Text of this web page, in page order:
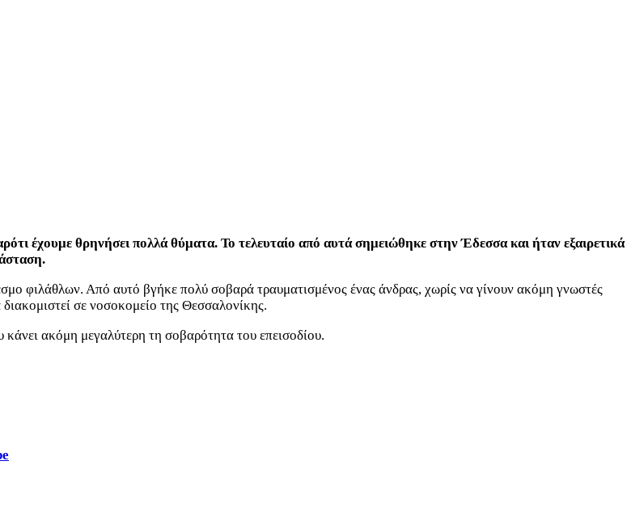
έχουμε θρηνήσει πολλά θύματα. Το τελευταίο από αυτά σημειώθηκε στην Έδεσσα και ήταν εξαιρετικά
φιλάθλων. Από αυτό βγήκε πολύ σοβαρά τραυματισμένος ένας άνδρας, χωρίς να γίνουν ακόμη γνωστές
σε νοσοκομείο της Θεσσαλονίκης.
ακόμη μεγαλύτερη τη σοβαρότητα του επεισοδίου.